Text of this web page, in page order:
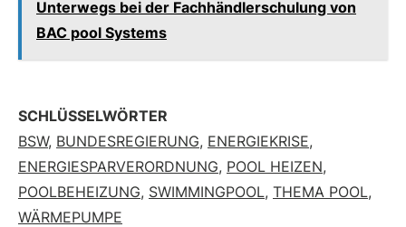
Unterwegs bei der Fachhändlerschulung von
BAC pool Systems
SCHLÜSSELWÖRTER
BSW, BUNDESREGIERUNG, ENERGIEKRISE,
ENERGIESPARVERORDNUNG, POOL HEIZEN,
POOLBEHEIZUNG, SWIMMINGPOOL, THEMA POOL,
WÄRMEPUMPE